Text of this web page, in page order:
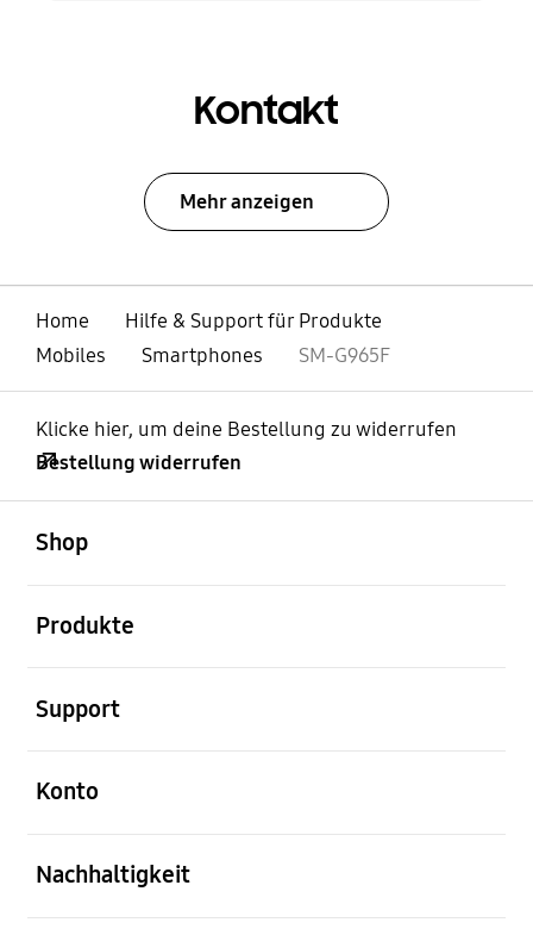
Kontakt
Mehr anzeigen
Home
Hilfe & Support für Produkte
Mobiles
Smartphones SM-G965F
Klicke hier, um deine Bestellung zu widerrufen
Bestellung widerrufen
Shop
Produkte
Support
Konto
Nachhaltigkeit